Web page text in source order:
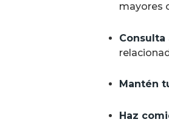
mayores
Mantén
Haz